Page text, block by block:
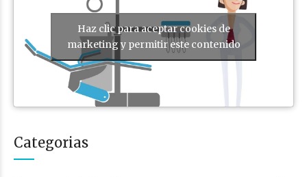
Haz clic para aceptar cookies de
marketing y permitir este contenido
Categorias